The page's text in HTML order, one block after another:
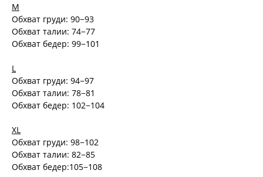
M
Обхват груди: 90−93
Обхват талии: 74−77
Обхват бедер: 99−101
L
Обхват груди: 94−97
Обхват талии: 78−81
Обхват бедер: 102−104
XL
Обхват груди: 98−102
Обхват талии: 82−85
Обхват бедер:105−108